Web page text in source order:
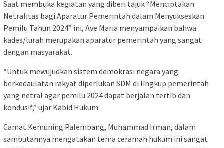
Saat membuka kegiatan yang diberi tajuk “Menciptakan
Netralitas bagi Aparatur Pemerintah dalam Menyukseskan
Pemilu Tahun 2024” ini, Ave Maria menyampaikan bahwa
kades/lurah merupakan aparatur pemerintah yang sangat
dengan masyarakat.
“Untuk mewujudkan sistem demokrasi negara yang
berkedaulatan rakyat diperlukan SDM di lingkup pemerintah
yang netral agar pemilu 2024 dapat berjalan tertib dan
kondusif,” ujar Kabid Hukum.
Camat Kemuning Palembang, Muhammad Irman, dalam
sambutannya mengatakan tema ceramah hukum ini sangat